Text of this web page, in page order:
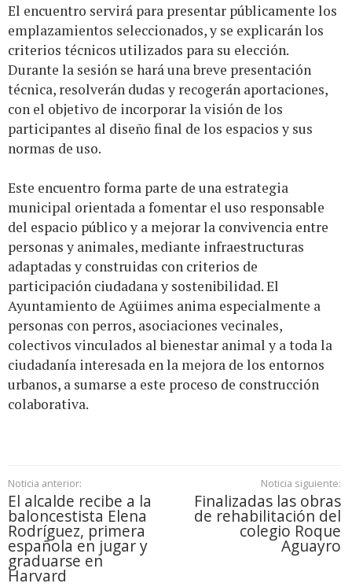
El encuentro servirá para presentar públicamente los
emplazamientos seleccionados, y se explicarán los
criterios técnicos utilizados para su elección.
Durante la sesión se hará una breve presentación
técnica, resolverán dudas y recogerán aportaciones,
con el objetivo de incorporar la visión de los
participantes al diseño final de los espacios y sus
normas de uso.
Este encuentro forma parte de una estrategia
municipal orientada a fomentar el uso responsable
del espacio público y a mejorar la convivencia entre
personas y animales, mediante infraestructuras
adaptadas y construidas con criterios de
participación ciudadana y sostenibilidad. El
Ayuntamiento de Agüimes anima especialmente a
personas con perros, asociaciones vecinales,
colectivos vinculados al bienestar animal y a toda la
ciudadanía interesada en la mejora de los entornos
urbanos, a sumarse a este proceso de construcción
colaborativa.
Noticia anterior:
El alcalde recibe a la
baloncestista Elena
Rodríguez, primera
española en jugar y
graduarse en
Harvard
Noticia siguiente:
Finalizadas las obras
de rehabilitación del
colegio Roque
Aguayro